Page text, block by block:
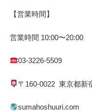
【営業時間】
営業時間 10:00〜20:00
03-3226-5509
〒 160-0022 東京都新
sumahoshuuri.com